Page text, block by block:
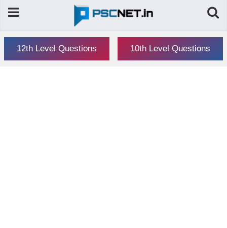
12th Level Questions 10th Level Questions